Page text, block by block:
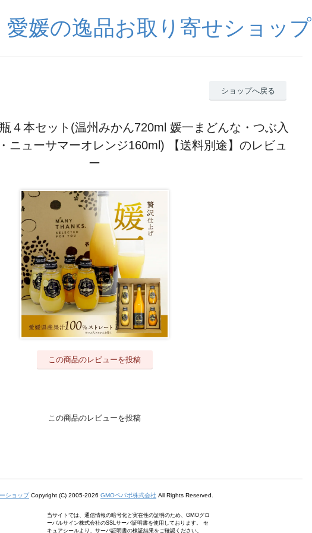
愛媛の逸品お取り寄せショップ
ショップへ戻る
４本セット(温州みかん720ml 媛一まどんな・つぶ入
ニューサマーオレンジ160ml) 【送料別途】のレビュ
ー
この商品のレビューを投稿
この商品のレビューを投稿
ショップCopyright (C) 2005-2026 GMOペパボ株式会社 All Rights Reserved.
当サイトでは、通信情報の暗号化と実在性の証明のため、GMOグロ
ーバルサイン株式会社のSSLサーバ証明書を使用しております。 セ
キュアシールより、サーバ証明書の検証結果をご確認ください。